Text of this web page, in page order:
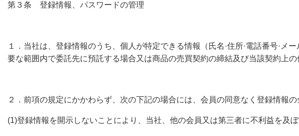
第３条 登録情報、パスワードの管理
１．当社は、登録情報のうち、個人が特定できる情報（氏名·住所·電話番号·
要な範囲内で委託先に預託する場合又は商品の売買契約の締結及び当該契約上
２．前項の規定にかかわらず、次の下記の場合には、会員の同意なく登録情報
(1)登録情報を開示しないことにより、当社、他の会員又は第三者に不利益を及